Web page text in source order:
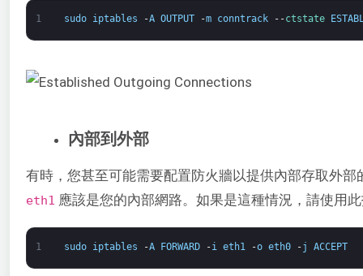
1 sudo iptables -A OUTPUT -m conntrack --ctstate
內部到外部
有時，您甚至可能需要配置防火牆以提供內部存取外
eth1 應該是您的內部網路。如果是這種情況，請使用
1 sudo iptables -A FORWARD -i eth1 -o eth0 -j ACCEPT